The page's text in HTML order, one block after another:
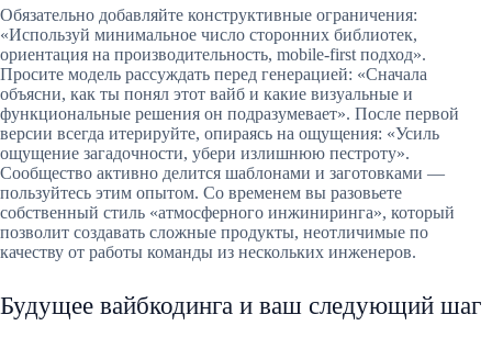
Обязательно добавляйте конструктивные ограничения:
«Используй минимальное число сторонних библиотек,
ориентация на производительность, mobile-first подход».
Просите модель рассуждать перед генерацией: «Сначала
объясни, как ты понял этот вайб и какие визуальные и
функциональные решения он подразумевает». После первой
версии всегда итерируйте, опираясь на ощущения: «Усиль
ощущение загадочности, убери излишнюю пестроту».
Сообщество активно делится шаблонами и заготовками —
пользуйтесь этим опытом. Со временем вы разовьете
собственный стиль «атмосферного инжиниринга», который
позволит создавать сложные продукты, неотличимые по
качеству от работы команды из нескольких инженеров.
Будущее вайбкодинга и ваш следующий шаг